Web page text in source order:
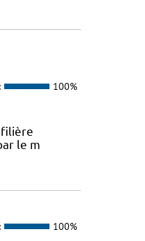
100%
filière
le m
100%